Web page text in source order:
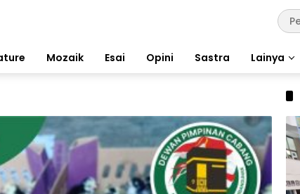
Mozaik Esai Opini Sastra Lainya